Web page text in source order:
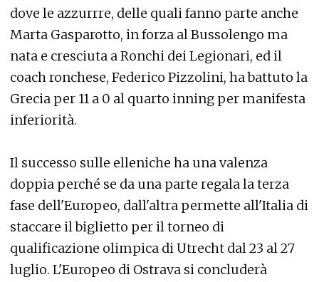
dove le azzurrre, delle quali fanno parte anche
Marta Gasparotto, in forza al Bussolengo ma
nata e cresciuta a Ronchi dei Legionari, ed il
coach ronchese, Federico Pizzolini, ha battuto la
Grecia per 11 a 0 al quarto inning per manifesta
inferiorità.
Il successo sulle elleniche ha una valenza
doppia perché se da una parte regala la terza
fase dell'Europeo, dall'altra permette all'Italia di
staccare il biglietto per il torneo di
qualificazione olimpica di Utrecht dal 23 al 27
luglio. L'Europeo di Ostrava si concluderà